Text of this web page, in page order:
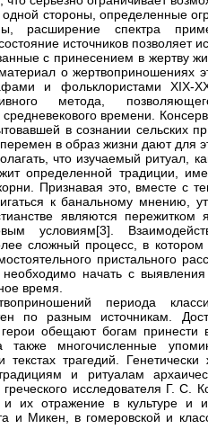
стороны, определенные
расширение спектра
источников позволяет
с принесением в жертву
о жертвоприношениях
и фольклористами XIX-
метода,
времени.
в сознании сельских
в образ жизни дают для
что изучаемый ритуал,
определенной традиции,
Признавая это, вместе с
к банальному мнению,
являются пережитком
условиям[3].
сложный процесс, в
пристального
начать с
время.
периода
по разным источникам.
обещают богам принести
многочисленные
текстах трагедий. Генетически
и ритуалам
исследователя Г. С.
их отражение в культуре и
и Микен, в гомеровской и